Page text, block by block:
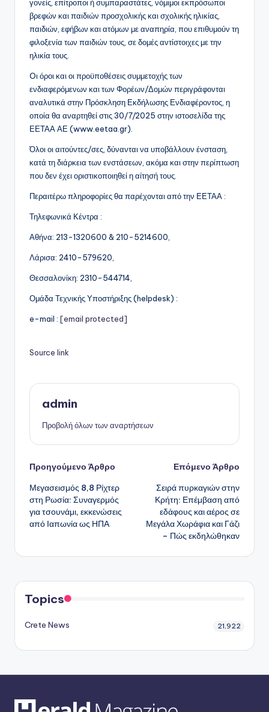
γονείς, επίτροποι ή συμπαραστάτες, νόμιμοι εκπρόσωποι
βρεφών και παιδιών προσχολικής και σχολικής ηλικίας,
παιδιών, εφήβων και ατόμων με αναπηρία, που επιθυμούν τη
φιλοξενία των παιδιών τους, σε δομές αντίστοιχες με την
ηλικία τους.
Oι όροι και οι προϋποθέσεις συμμετοχής των
ενδιαφερόμενων και των Φορέων/Δομών περιγράφονται
αναλυτικά στην Πρόσκληση Εκδήλωσης Ενδιαφέροντος, η
οποία θα αναρτηθεί στις 30/7/2025 στην ιστοσελίδα της
ΕΕΤΑΑ ΑΕ (www.eetaa.gr).
Όλοι οι αιτούντες/σες, δύνανται να υποβάλλουν ένσταση,
κατά τη διάρκεια των ενστάσεων, ακόμα και στην περίπτωση
που δεν έχει οριστικοποιηθεί η αίτησή τους.
Περαιτέρω πληροφορίες θα παρέχονται από την ΕΕΤΑΑ :
Τηλεφωνικά Κέντρα :
Αθήνα: 213-1320600 & 210-5214600,
Λάρισα: 2410-579620,
Θεσσαλονίκη: 2310-544714,
Ομάδα Τεχνικής Υποστήριξης (helpdesk) :
e-mail : [email protected]
Source link
admin
Προβολή όλων των αναρτήσεων
Πλοήγηση
δημοσιεύσεων
Προηγούμενο Άρθρο
Μεγασεισμός 8,8 Ρίχτερ
στη Ρωσία: Συναγερμός
για τσουνάμι, εκκενώσεις
από Ιαπωνία ως ΗΠΑ
Επόμενο Άρθρο
Σειρά πυρκαγιών στην
Κρήτη: Επέμβαση από
εδάφους και αέρος σε
Μεγάλα Χωράφια και Γάζι
– Πώς εκδηλώθηκαν
Topics
Crete News 21,922